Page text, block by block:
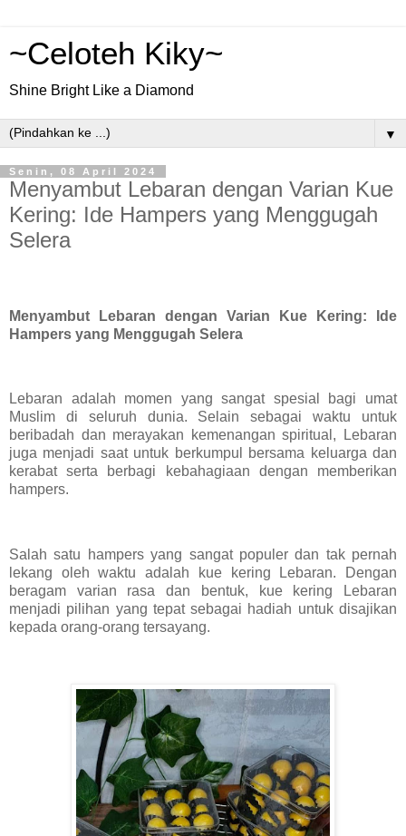
~Celoteh Kiky~
Shine Bright Like a Diamond
▼
Senin, 08 April 2024
Menyambut Lebaran dengan Varian Kue
Kering: Ide Hampers yang Menggugah
Selera
Menyambut Lebaran dengan Varian Kue Kering: Ide
Hampers yang Menggugah Selera
Lebaran adalah momen yang sangat spesial bagi umat
Muslim di seluruh dunia. Selain sebagai waktu untuk
beribadah dan merayakan kemenangan spiritual, Lebaran
juga menjadi saat untuk berkumpul bersama keluarga dan
kerabat serta berbagi kebahagiaan dengan memberikan
hampers.
Salah satu hampers yang sangat populer dan tak pernah
lekang oleh waktu adalah kue kering Lebaran. Dengan
beragam varian rasa dan bentuk, kue kering Lebaran
menjadi pilihan yang tepat sebagai hadiah untuk disajikan
kepada orang-orang tersayang.